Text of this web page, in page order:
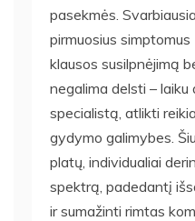
pasekmės.
pirmuosius
klausos susilpnėjimą
negalima delsti –
specialistą, atlikti
gydymo galimybes.
platų, individualiai
spektrą, padedantį
ir sumažinti rimtas